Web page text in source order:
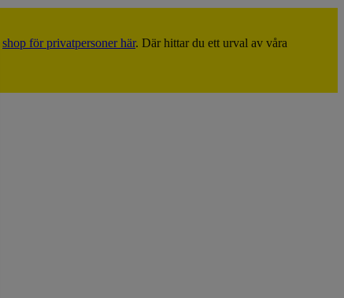
shop för privatpersoner här. Där hittar du ett urval av våra